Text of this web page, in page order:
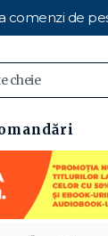
comenzi de